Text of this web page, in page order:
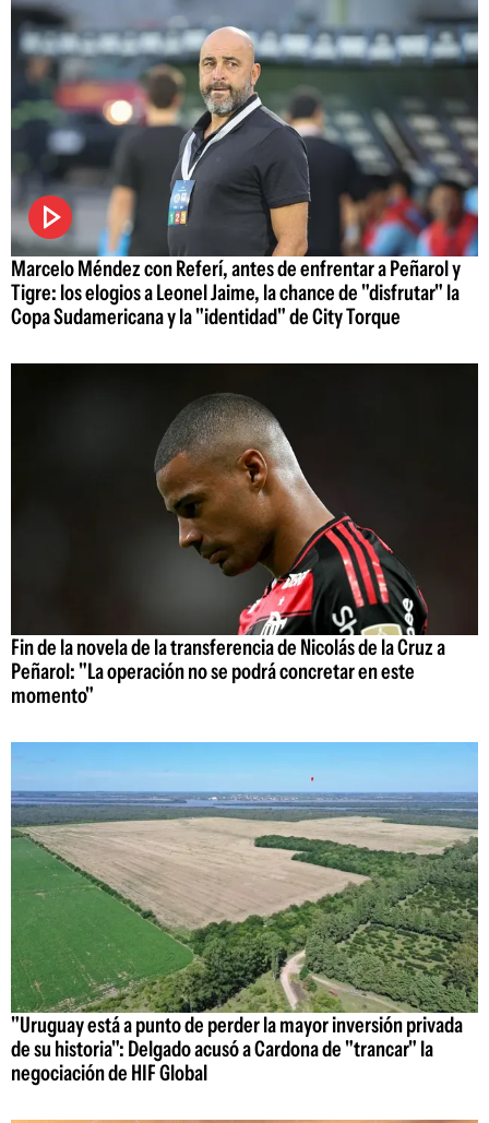
Marcelo Méndez con Referí, antes de enfrentar a Peñarol y
Tigre: los elogios a Leonel Jaime, la chance de "disfrutar" la
Copa Sudamericana y la "identidad" de City Torque
Fin de la novela de la transferencia de Nicolás de la Cruz a
Peñarol: "La operación no se podrá concretar en este
momento"
"Uruguay está a punto de perder la mayor inversión privada
de su historia": Delgado acusó a Cardona de "trancar" la
negociación de HIF Global